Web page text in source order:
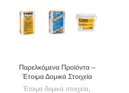
Παρελκόμενα Προϊόντα –
Έτοιμα Δομικά Στοιχεία
Έτοιμα δομικά στοιχεία